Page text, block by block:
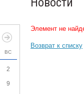
ВС
2
9
Элемент не
Возврат к списку